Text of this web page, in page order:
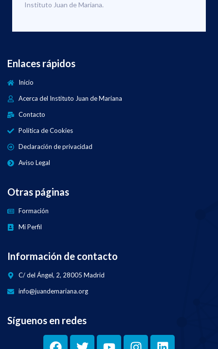
Instituto Juan de Mariana.
Enlaces rápidos
Inicio
Acerca del Instituto Juan de Mariana
Contacto
Política de Cookies
Declaración de privacidad
Aviso Legal
Otras páginas
Formación
Mi Perfil
Información de contacto
C/ del Ángel, 2, 28005 Madrid
info@juandemariana.org
Síguenos en redes